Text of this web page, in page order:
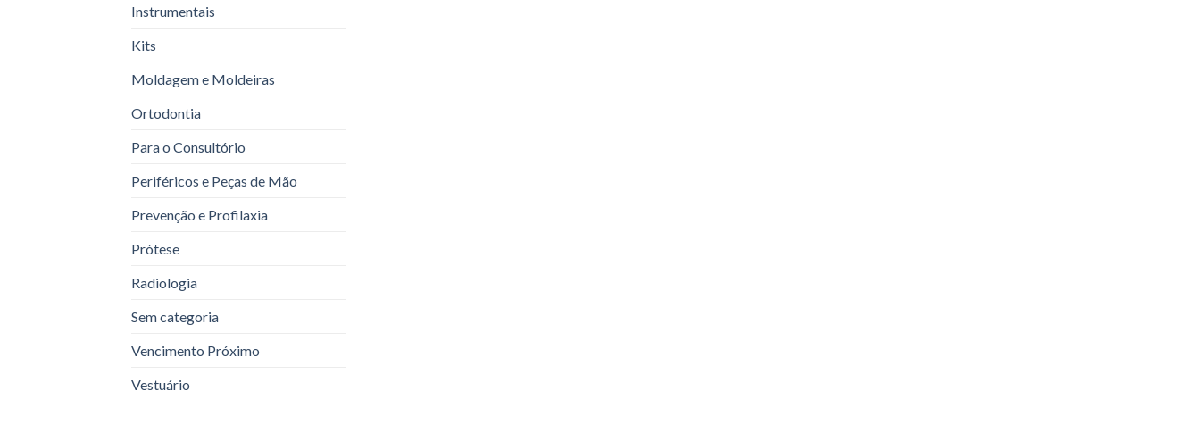
Instrumentais
Kits
Moldagem e Moldeiras
Ortodontia
Para o Consultório
Periféricos e Peças de Mão
Prevenção e Profilaxia
Prótese
Radiologia
Sem categoria
Vencimento Próximo
Vestuário